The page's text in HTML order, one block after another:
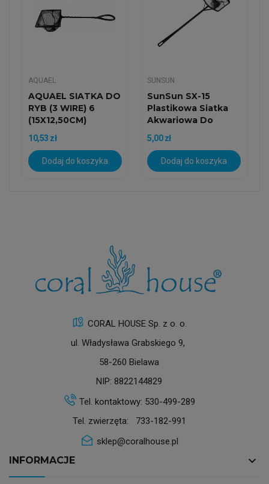
AQUAEL
AQUAEL SIATKA DO
RYB (3 WIRE) 6
(15X12,50CM)
10,53 zł
Dodaj do koszyka
SUNSUN
SunSun SX-15
Plastikowa Siatka
Akwariowa Do
Wody Morskiej...
5,00 zł
Dodaj do koszyka
CORAL HOUSE Sp. z o. o.
ul. Władysława Grabskiego 9,
58-260 Bielawa
NIP: 8822144829
Tel. kontaktowy: 530-499-289
Tel. zwierzęta: 733-182-991
sklep@coralhouse.pl
INFORMACJE keyboard_arrow_down